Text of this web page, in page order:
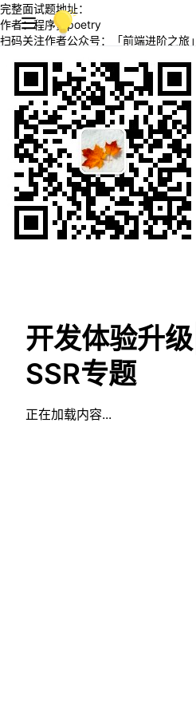
完整面试题地址：
作者：程序员poetry
扫码关注作者公众号：「前端进阶之旅
开发体验升
SSR专题
正在加载内容...